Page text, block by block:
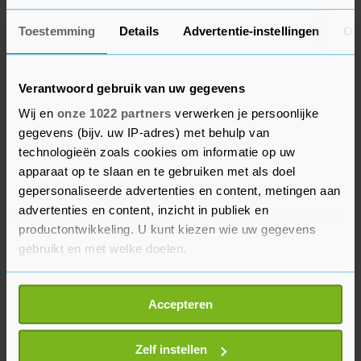
Toestemming Details Advertentie-instellingen
Verantwoord gebruik van uw gegevens
Wij en onze 1022 partners verwerken je persoonlijke
gegevens (bijv. uw IP-adres) met behulp van
technologieën zoals cookies om informatie op uw
apparaat op te slaan en te gebruiken met als doel
gepersonaliseerde advertenties en content, metingen aan
advertenties en content, inzicht in publiek en
productontwikkeling. U kunt kiezen wie uw gegevens
gebruikt en met welke doelen.
Als u het toestaat, willen we ook graag:
Informatie verzamelen over uw geografische
locatie, die tot een paar meter nauwkeurig kan zijn
Uw apparaat identificeren door het actief te
Accepteren
Zelf instellen
bonden niets in, ook omdat nog geen zicht is op
het totaalpakket aan maatregelen om de kosten
Zusterbedrijf Air France bevestigde begin deze
maand al ruim 7600 banen te moeten schrappen
om de coronacrisis te doorstaan. De Franse tak
van luchtvaartcombinatie Air France-KLM snijdt
daarbij vooral hard in het personeelsbestand van
HOP! Bij die regionale vliegmaatschappij, die
vooral korte vluchten in Frankrijk zelf aanbiedt,
wordt het personeelsbestand bijna gehalveerd.
Hier verdwijnen 1020 van de 2420 banen. Bij Air
France moeten de komende tweeënhalf jaar 6560
van de in totaal 41.000 banen verdwijnen.